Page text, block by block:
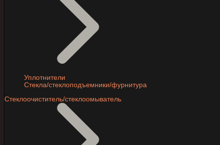
Уплотнители
Стекла/стеклоподъемники/фурнитура
Стеклоочиститель/стеклоомыватель